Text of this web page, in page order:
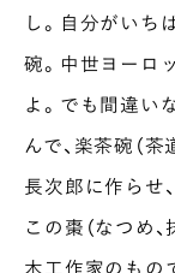
し。自分がいち
碗。中世ヨーロ
よ。でも間違い
んで、楽茶碗（
長次郎に作らせ
この棗（なつめ
木工作家のもの